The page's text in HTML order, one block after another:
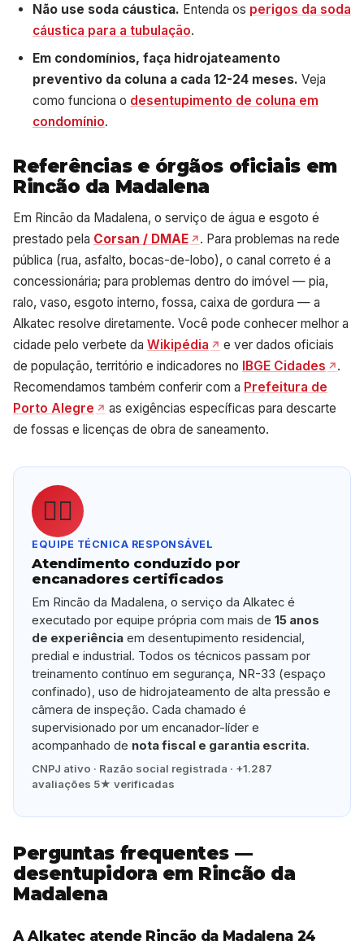
Não use soda cáustica. Entenda os perigos da soda
cáustica para a tubulação.
Em condomínios, faça hidrojateamento
preventivo da coluna a cada 12-24 meses. Veja
como funciona o desentupimento de coluna em
condomínio.
Referências e órgãos oficiais em
Rincão da Madalena
Em Rincão da Madalena, o serviço de água e esgoto é
prestado pela Corsan / DMAE
. Para problemas na rede
pública (rua, asfalto, bocas-de-lobo), o canal correto é a
concessionária; para problemas dentro do imóvel — pia,
ralo, vaso, esgoto interno, fossa, caixa de gordura — a
Alkatec resolve diretamente. Você pode conhecer melhor a
cidade pelo verbete da Wikipédia
e ver dados oficiais
de população, território e indicadores no IBGE Cidades
.
Recomendamos também conferir com a Prefeitura de
Porto Alegre
as exigências específicas para descarte
de fossas e licenças de obra de saneamento.
👷‍♂️
EQUIPE TÉCNICA RESPONSÁVEL
Atendimento conduzido por
encanadores certificados
Em Rincão da Madalena, o serviço da Alkatec é
executado por equipe própria com mais de15 anos
de experiência em desentupimento residencial,
predial e industrial. Todos os técnicos passam por
treinamento contínuo em segurança, NR-33 (espaço
confinado), uso de hidrojateamento de alta pressão e
câmera de inspeção. Cada chamado é
supervisionado por um encanador-líder e
acompanhado de nota fiscal e garantia escrita.
CNPJ ativo · Razão social registrada · +1.287
avaliações 5★ verificadas
Perguntas frequentes —
desentupidora em Rincão da
Madalena
A Alkatec atende Rincão da Madalena 24